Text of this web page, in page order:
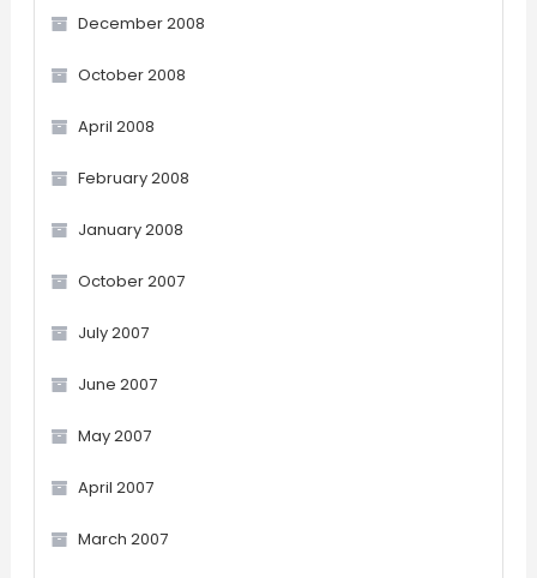
December 2008
October 2008
April 2008
February 2008
January 2008
October 2007
July 2007
June 2007
May 2007
April 2007
March 2007